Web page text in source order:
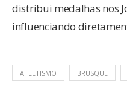
distribui medalhas nos
influenciando
ATLETISMO BRUSQUE